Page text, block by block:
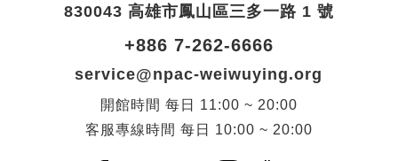
830043 高雄市鳳山區三多一路 1 號
+886 7-262-6666
service@npac-weiwuying.org
開館時間 每日
11:00 ~ 20:00
客服專線時間 每日 10:00 ~ 20:00